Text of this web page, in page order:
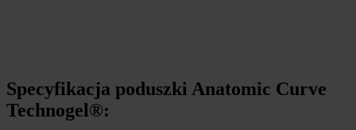
Specyfikacja poduszki Anatomic Curve
Technogel®: